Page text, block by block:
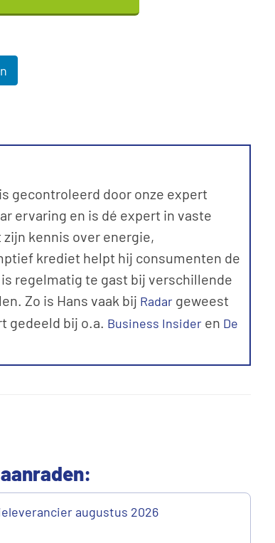
gecontroleerd door onze expert
ervaring en is dé expert in vaste
kennis over energie,
krediet helpt hij consumenten de
regelmatig te gast bij verschillende
Zo is Hans vaak bij Radar geweest
gedeeld bij o.a. Business Insider en De
augustus 2026